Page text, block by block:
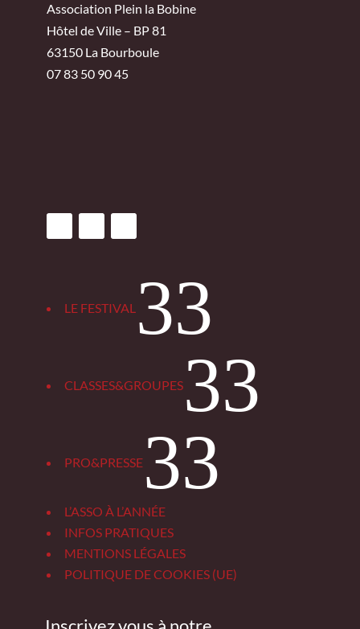
Association Plein la Bobine
Hôtel de Ville – BP 81
63150 La Bourboule
07 83 50 90 45
LE FESTIVAL 3
CLASSES&GROUPES 3
PRO&PRESSE 3
L’ASSO À L’ANNÉE
INFOS PRATIQUES
MENTIONS LÉGALES
POLITIQUE DE COOKIES (UE)